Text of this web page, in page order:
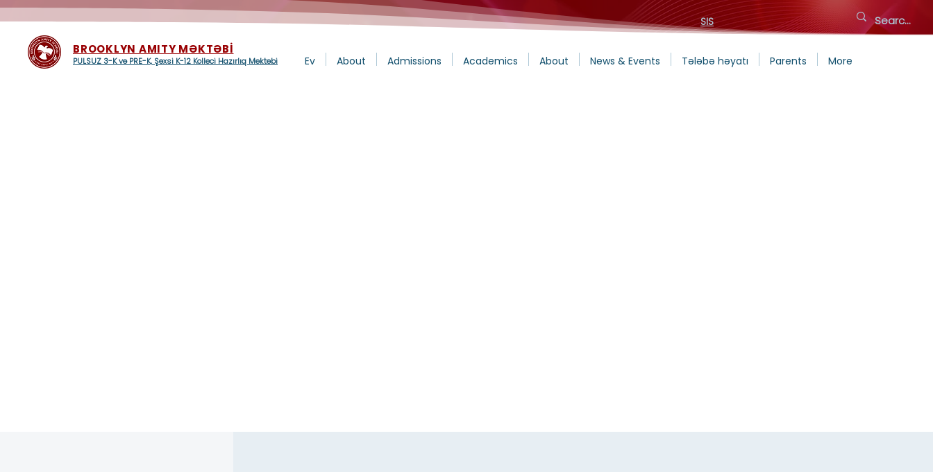
SIS
BROOKLYN AMITY MƏKTƏBİ
PULSUZ 3-K və PRE-K, Şəxsi K-12 Kolleci Hazırlıq Məktəbi Ev About Admissions Academics About News & Events Tələbə həyatı Parents More